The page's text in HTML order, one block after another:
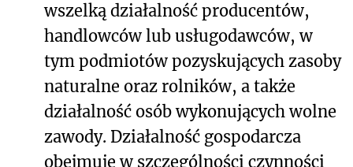
wszelką działalność producentów,
handlowców lub usługodawców, w
tym podmiotów pozyskujących zasoby
naturalne oraz rolników, a także
działalność osób wykonujących wolne
zawody. Działalność gospodarcza
obejmuje w szczególności czynności